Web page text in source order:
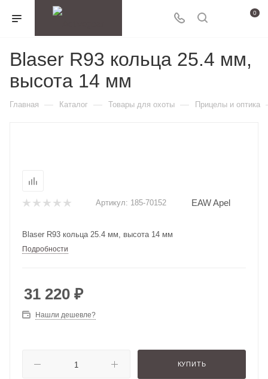
0
Blaser R93 кольца 25.4 мм,
высота 14 мм
Главная — Каталог — Товары для охоты — Прицелы и оптика
Артикул: 185-70152 EAW Apel
Blaser R93 кольца 25.4 мм, высота 14 мм
Подробности
31 220 ₽
Нашли дешевле?
КУПИТЬ